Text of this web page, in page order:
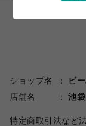
ショップ名
ビ
店舗名
池
特定商取引法など